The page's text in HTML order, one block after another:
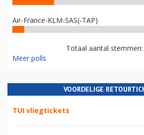
Air-France-KLM-SAS(-TAP)
Totaal aantal
Meer polls
VOORDELIGE
TUI vliegtickets